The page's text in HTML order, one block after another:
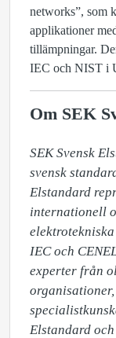
networks”, som
applikationer
tillämpningar.
IEC och NIST i
Om SEK
SEK Svensk
svensk
Elstandard
internationell
IEC och
experter från
Elstandard